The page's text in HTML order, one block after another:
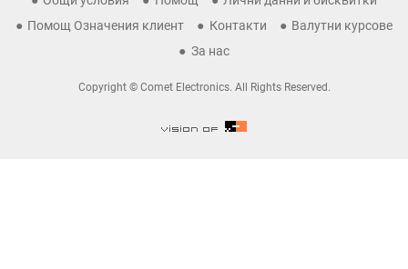
Помощ Означения клиент
Контакти
Валутни курсове
За нас
Copyright © Comet Electronics. All Rights Reserved.